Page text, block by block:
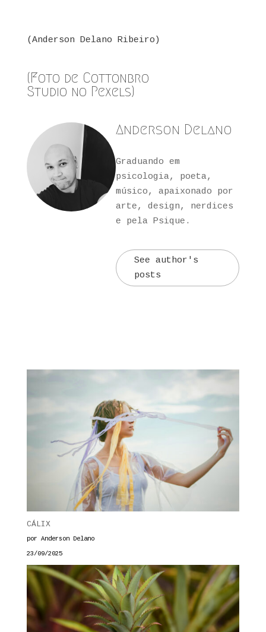
(Anderson Delano Ribeiro)
(Foto de Cottonbro
Studio no Pexels)
Anderson Delano
Graduando em
psicologia, poeta,
músico, apaixonado por
arte, design, nerdices
e pela Psique.
See author's
posts
CÁLIX
por Anderson Delano
23/09/2025